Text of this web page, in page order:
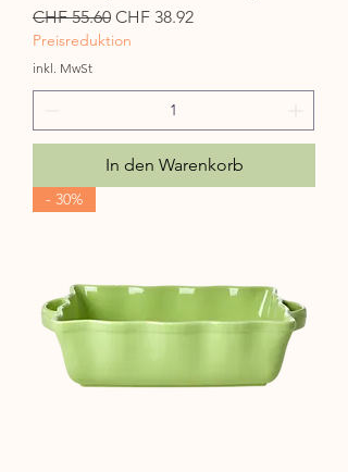
Standardpreis
CHF 55.60 Sale-Preis
CHF 38.92
Preisreduktion
inkl. MwSt
In den Warenkorb
- 30%